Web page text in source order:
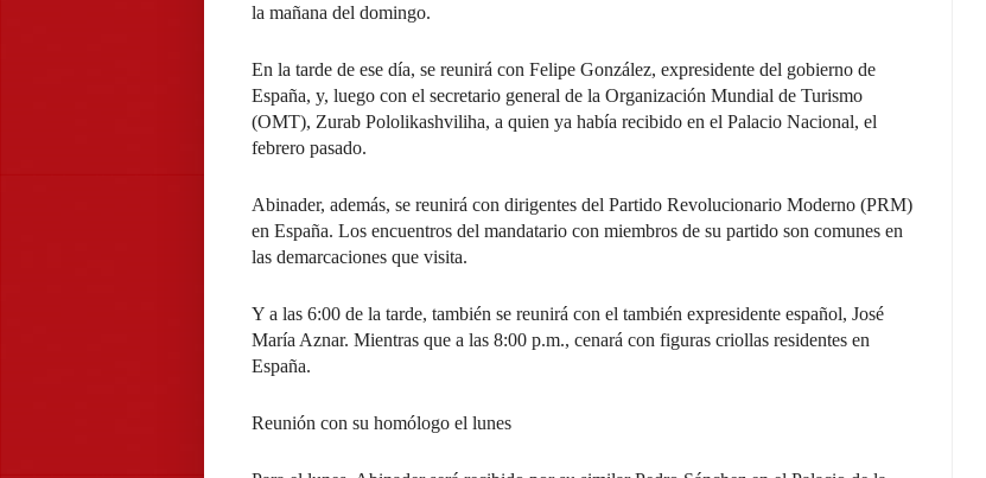
la mañana del domingo.
En la tarde de ese día, se reunirá con Felipe González, expresidente del gobierno de
España, y, luego con el secretario general de la Organización Mundial de Turismo
(OMT), Zurab Pololikashviliha, a quien ya había recibido en el Palacio Nacional, el
febrero pasado.
Abinader, además, se reunirá con dirigentes del Partido Revolucionario Moderno (PRM)
en España. Los encuentros del mandatario con miembros de su partido son comunes en
las demarcaciones que visita.
Y a las 6:00 de la tarde, también se reunirá con el también expresidente español, José
María Aznar. Mientras que a las 8:00 p.m., cenará con figuras criollas residentes en
España.
Reunión con su homólogo el lunes